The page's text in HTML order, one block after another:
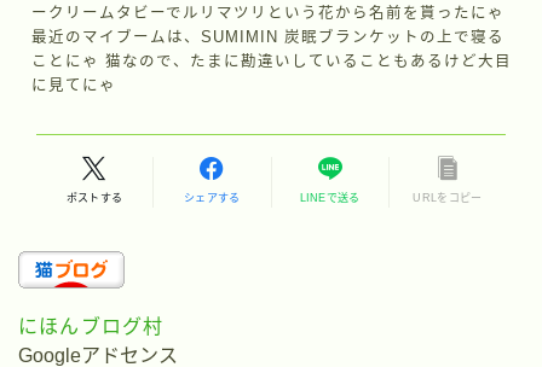
ークリームタビーでルリマツリという花から名前を貰ったにゃ
最近のマイブームは、SUMIMIN 炭眠ブランケットの上で寝る
ことにゃ 猫なので、たまに勘違いしていることもあるけど大目
に見てにゃ
ポストする シェアする LINEで送る URLをコピー
にほんブログ村
Googleアドセンス